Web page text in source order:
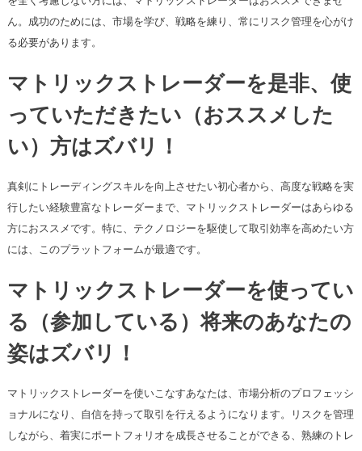
ん。成功のためには、市場を学び、戦略を練り、常にリスク管理を心がけ
る必要があります。
マトリックストレーダーを是非、使
っていただきたい（おススメした
い）方はズバリ！
真剣にトレーディングスキルを向上させたい初心者から、高度な戦略を実
行したい経験豊富なトレーダーまで、マトリックストレーダーはあらゆる
方におススメです。特に、テクノロジーを駆使して取引効率を高めたい方
には、このプラットフォームが最適です。
マトリックストレーダーを使ってい
る（参加している）将来のあなたの
姿はズバリ！
マトリックストレーダーを使いこなすあなたは、市場分析のプロフェッシ
ョナルになり、自信を持って取引を行えるようになります。リスクを管理
しながら、着実にポートフォリオを成長させることができる、熟練のトレ